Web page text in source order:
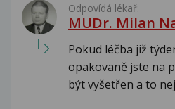
Odpovídá lékař:
MUDr. Milan
Pokud léčba již
opakovaně jste na
být vyšetřen a to